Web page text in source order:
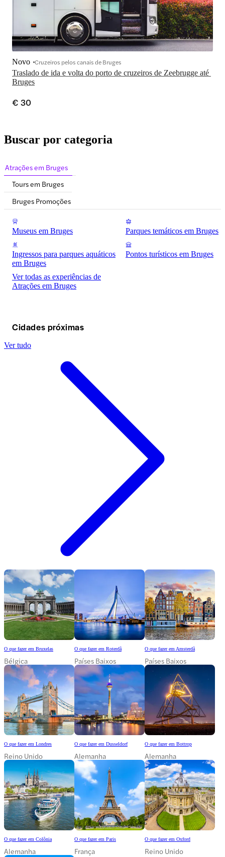
Traslado de ida e volta do porto de cruzeiros de Zeebrugge até
Bruges
Novo Cruzeiros pelos canais de Bruges
€ 30
Buscar por categoria
Atrações em Bruges
Tours em Bruges
Bruges Promoções
Museus em Bruges Parques temáticos em Bruges
Ingressos para parques aquáticos
em Bruges
Pontos turísticos em Bruges
Ver todas as experiências de
Atrações em Bruges
Cidades próximas
Ver tudo
O que fazer em Bruxelas
Bélgica
O que fazer em Roterdã
Países Baixos
O que fazer em Amsterdã
Países Baixos
O que fazer em Londres
Reino Unido
O que fazer em Dusseldorf
Alemanha
O que fazer em Bottrop
Alemanha
O que fazer em Colônia
Alemanha
O que fazer em Paris
França
O que fazer em Oxford
Reino Unido